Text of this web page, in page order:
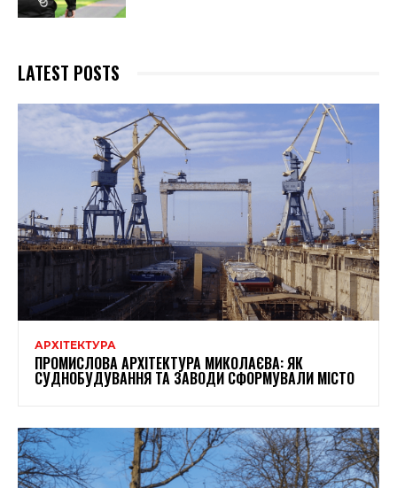
LATEST POSTS
АРХІТЕКТУРА
ПРОМИСЛОВА АРХІТЕКТУРА МИКОЛАЄВА: ЯК
СУДНОБУДУВАННЯ ТА ЗАВОДИ СФОРМУВАЛИ МІСТО